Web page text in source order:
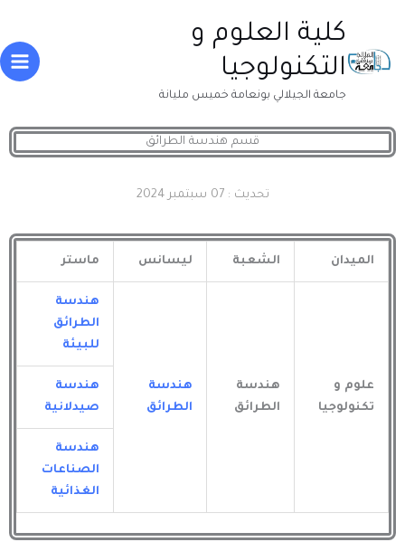
المحتوى
كلية العلوم و
التكنولوجيا
جامعة الجيلالي بونعامة خميس مليانة
قسم هندسة الطرائق
تحديث : 07 سبتمبر 2024
الميدان الشعبة ليسانس ماستر
علوم و
تكنولوجيا
هندسة
الطرائق
هندسة
الطرائق
هندسة
الطرائق
للبيئة
هندسة
صيدلانية
هندسة
الصناعات
الغذائية